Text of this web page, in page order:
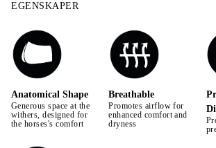
FULL
EGENSKAPER
Anatomical Shape
Generous space at the
withers, designed for
the horses's comfort
Breathable
Promotes airflow for
enhanced comfort and
dryness